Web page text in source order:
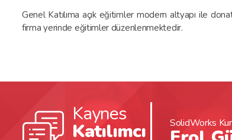
Genel Katılıma açık eğitimler modern altyapı ile
firma yerinde eğitimler düzenlenmektedir.
Kaynes
Katılımcı
çok hızlı bir şekildeğrendim. SolidWorks